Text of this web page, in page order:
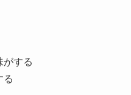
るとひんやりとしていて美
食べる前日に冷蔵庫に移し
繁殖できませんので腐敗す